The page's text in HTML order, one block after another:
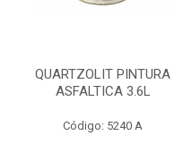
QUARTZOLIT PINTURA
ASFALTICA 3.6L
Código: 5240 A